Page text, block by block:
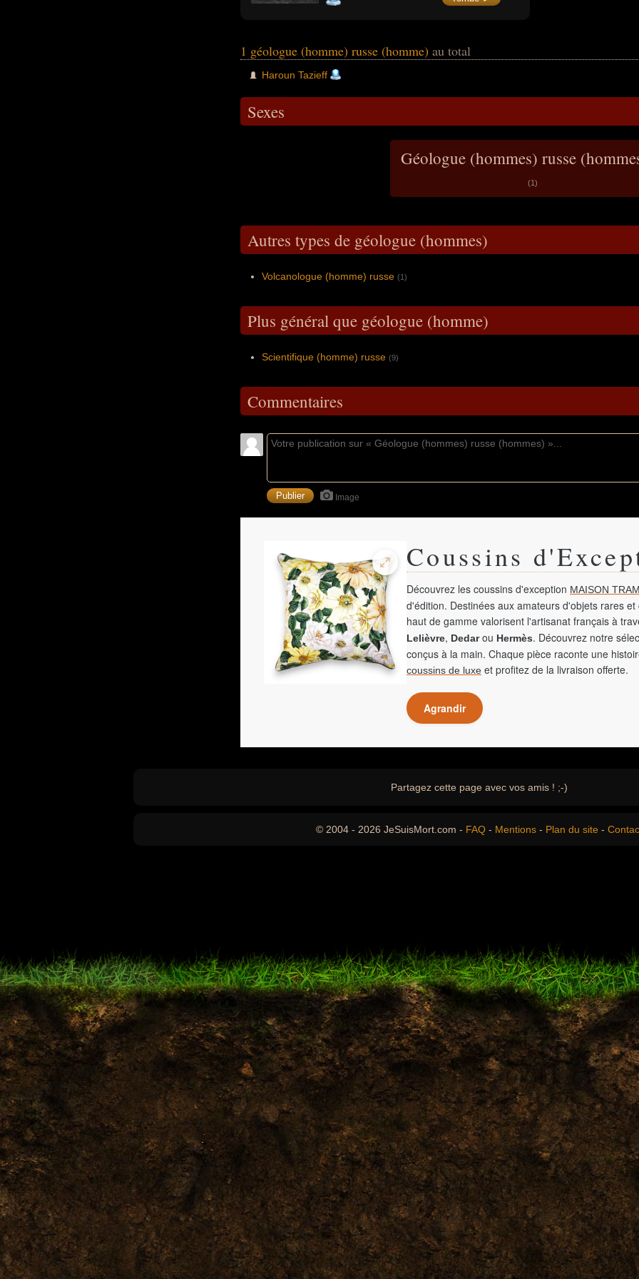
scientifiques et plusieurs films
1 géologue (homme) russe (homme) au total
Haroun Tazieff
Sexes
Géologue (hommes) russe
(1)
Autres types de géologue (hommes)
Volcanologue (homme) russe (1)
Plus général que géologue (homme)
Scientifique (homme) russe (9)
Commentaires
Image
Coussins
Découvrez les coussins d'exception MAISON
d'édition. Destinées aux amateurs d'objets rares
haut de gamme valorisent l'artisanat français à
Lelièvre, Dedarou Hermès. Découvrez notre
conçus à la main. Chaque pièce raconte une
coussins de luxe et profitez de la livraison offerte.
Agrandir
Partagez cette page avec vos amis ! ;-)
© 2004 - 2026 JeSuisMort.com - FAQ - Mentions - Plan du site -